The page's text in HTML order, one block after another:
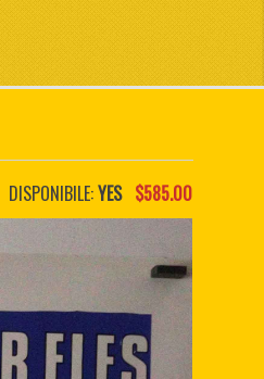
DISPONIBILE:YES $585.00